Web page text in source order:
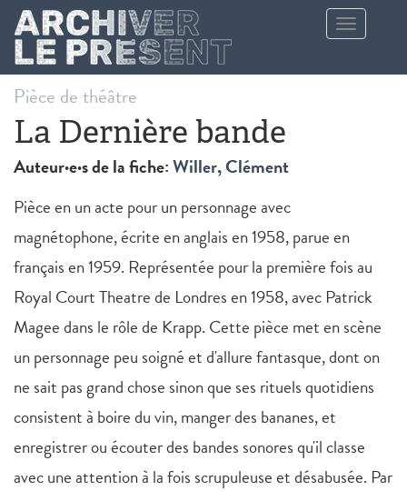
Aller au contenu principal
Toggle
navigation
Pièce de théâtre
La Dernière bande
Auteur·e·s de la fiche:Willer, Clément
Pièce en un acte pour un personnage avec
magnétophone, écrite en anglais en 1958, parue en
français en 1959. Représentée pour la première fois au
Royal Court Theatre de Londres en 1958, avec Patrick
Magee dans le rôle de Krapp. Cette pièce met en scène
un personnage peu soigné et d'allure fantasque, dont on
ne sait pas grand chose sinon que ses rituels quotidiens
consistent à boire du vin, manger des bananes, et
enregistrer ou écouter des bandes sonores qu'il classe
avec une attention à la fois scrupuleuse et désabusée. Par